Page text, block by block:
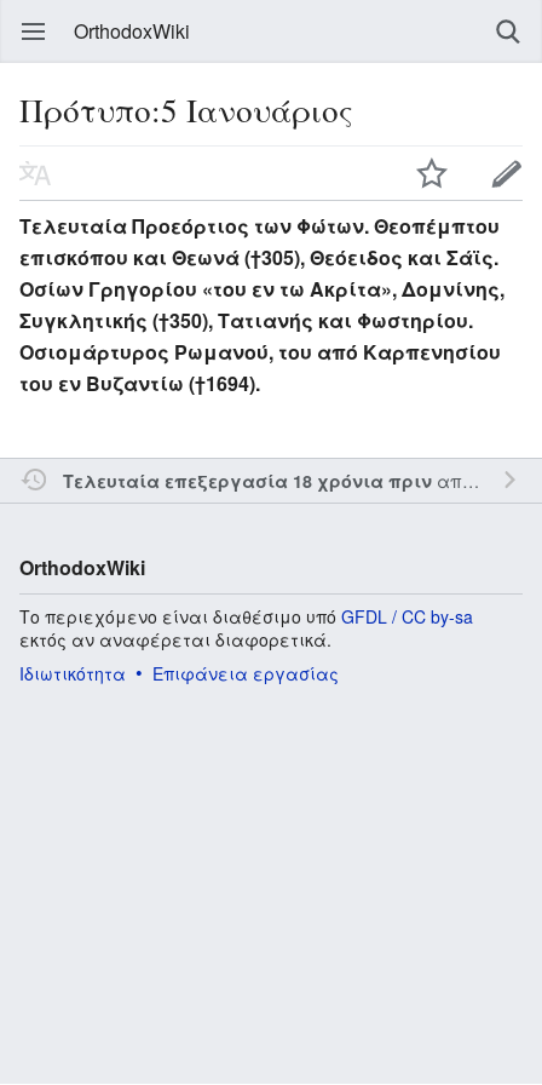
OrthodoxWiki
Πρότυπο:5 Ιανουάριος
Τελευταία Προεόρτιος των Φώτων. Θεοπέμπτου
επισκόπου και Θεωνά (†305), Θεόειδος και Σάϊς.
Οσίων Γρηγορίου «του εν τω Ακρίτα», Δομνίνης,
Συγκλητικής (†350), Τατιανής και Φωστηρίου.
Οσιομάρτυρος Ρωμανού, του από Καρπενησίου
του εν Βυζαντίω (†1694).
Τελευταία επεξεργασία 18 χρόνια πριναπό τον την
OrthodoxWiki
Το περιεχόμενο είναι διαθέσιμο υπό GFDL / CC by-sa
εκτός αν αναφέρεται διαφορετικά.
Ιδιωτικότητα
Επιφάνεια εργασίας